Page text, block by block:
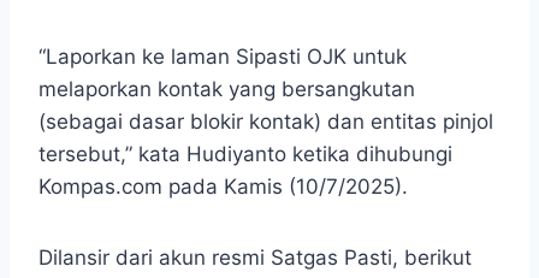
“Laporkan ke laman Sipasti OJK untuk
melaporkan kontak yang bersangkutan
(sebagai dasar blokir kontak) dan entitas pinjol
tersebut,” kata Hudiyanto ketika dihubungi
Kompas.com pada Kamis (10/7/2025).
Dilansir dari akun resmi Satgas Pasti, berikut